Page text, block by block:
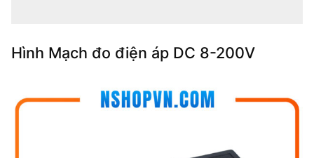
Hình Mạch đo điện áp DC 8-200V